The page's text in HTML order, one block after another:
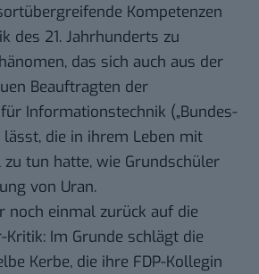
Kompetenzen
des 21. Jahrhunderts zu
das sich auch aus der
Beauftragten der
Informationstechnik („Bundes-
lässt, die in ihrem Leben mit
zu tun hatte, wie Grundschüler
von Uran.
noch einmal zurück auf die
Kritik: Im Grunde schlägt die
Kerbe, die ihre FDP-Kollegin